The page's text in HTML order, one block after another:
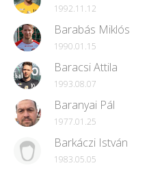
1992.11.12
Barabás Miklós
1990.01.15
Baracsi Attila
1993.08.07
Baranyai Pál
1977.01.25
Barkáczi István
1983.05.05